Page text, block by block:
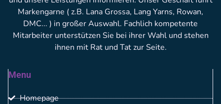
Markengarne ( z.B. Lana Grossa, Lang Yarns, Rowan,
DMC... ) in großer Auswahl. Fachlich kompetente
Mitarbeiter unterstützen Sie bei ihrer Wahl und stehen
ihnen mit Rat und Tat zur Seite.
Menu
Homepage